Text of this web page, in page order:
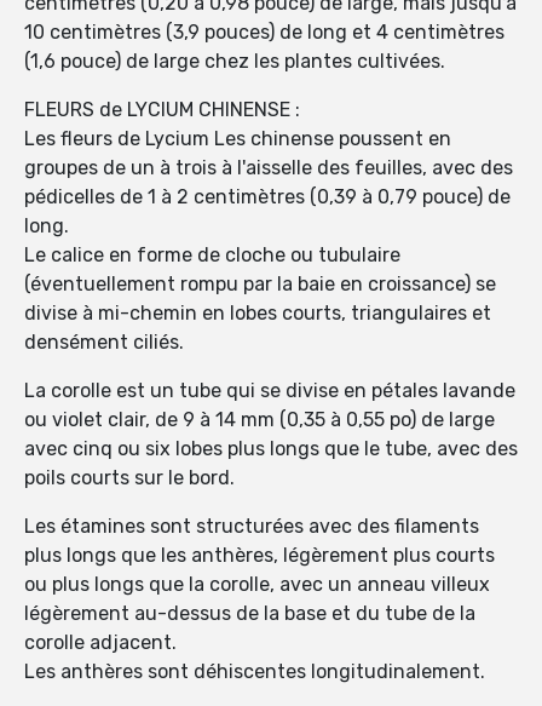
10 centimètres (3,9 pouces) de long et 4 centimètres
(1,6 pouce) de large chez les plantes cultivées.
FLEURS de LYCIUM CHINENSE :
Les fleurs de Lycium Les chinense poussent en
groupes de un à trois à l'aisselle des feuilles, avec des
pédicelles de 1 à 2 centimètres (0,39 à 0,79 pouce) de
long.
Le calice en forme de cloche ou tubulaire
(éventuellement rompu par la baie en croissance) se
divise à mi-chemin en lobes courts, triangulaires et
densément ciliés.
La corolle est un tube qui se divise en pétales lavande
ou violet clair, de 9 à 14 mm (0,35 à 0,55 po) de large
avec cinq ou six lobes plus longs que le tube, avec des
poils courts sur le bord.
Les étamines sont structurées avec des filaments
plus longs que les anthères, légèrement plus courts
ou plus longs que la corolle, avec un anneau villeux
légèrement au-dessus de la base et du tube de la
corolle adjacent.
Les anthères sont déhiscentes longitudinalement.